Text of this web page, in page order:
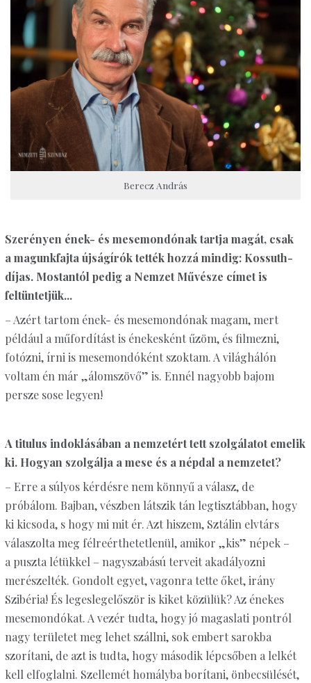
Berecz András
Szerényen ének- és mesemondónak tartja magát, csak
a magunkfajta újságírók tették hozzá mindig: Kossuth-
díjas. Mostantól pedig a Nemzet Művésze címet is
feltüntetjük...
– Azért tartom ének- és mesemondónak magam, mert
például a műfordítást is énekesként űzöm, és filmezni,
fotózni, írni is mesemondóként szoktam. A világhálón
voltam én már „álomszövő” is. Ennél nagyobb bajom
persze sose legyen!
A titulus indoklásában a nemzetért tett szolgálatot emelik
ki. Hogyan szolgálja a mese és a népdal a nemzetet?
– Erre a súlyos kérdésre nem könnyű a válasz, de
próbálom. Bajban, vészben látszik tán legtisztábban, hogy
ki kicsoda, s hogy mi mit ér. Azt hiszem, Sztálin elvtárs
válaszolta meg félreérthetetlenül, amikor „kis” népek –
a puszta létükkel – nagyszabású terveit akadályozni
merészelték. Gondolt egyet, vagonra tette őket, irány
Szibéria! És legeslegelőször is kiket közülük? Az énekes
mesemondókat. A vezér tudta, hogy jó magaslati pontról
nagy területet meg lehet szállni, sok embert sarokba
szorítani, de azt is tudta, hogy második lépcsőben a lelkét
kell elfoglalni. Szellemét homályba borítani, önbecsülését,